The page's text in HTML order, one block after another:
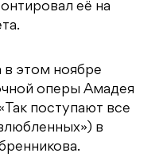
её на
этом ноябре
оперы Амадея
поступают все
в